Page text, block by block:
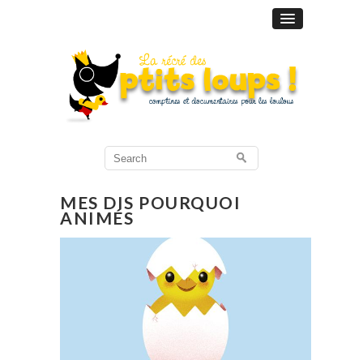
Search
for:
MES DIS POURQUOI
ANIMÉS